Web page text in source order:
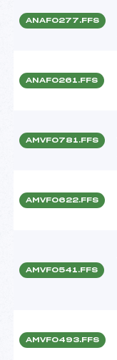
ANAF0277.FFS
ANAF0261.FFS
AMVF0781.FFS
AMVF0622.FFS
AMVF0541.FFS
AMVF0493.FFS